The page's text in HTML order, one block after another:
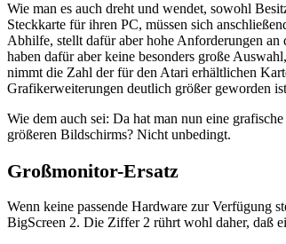
Wie man es auch dreht und wendet, sowohl
Steckkarte für ihren PC, müssen sich
Abhilfe, stellt dafür aber hohe Anforderungen an
haben dafür aber keine besonders große
nimmt die Zahl der für den Atari erhältlichen
Grafikerweiterungen deutlich größer geworden
Wie dem auch sei: Da hat man nun eine
größeren Bildschirms? Nicht unbedingt.
Großmonitor-Ersatz
Wenn keine passende Hardware zur Verfügung
BigScreen 2. Die Ziffer 2 rührt wohl daher, daß